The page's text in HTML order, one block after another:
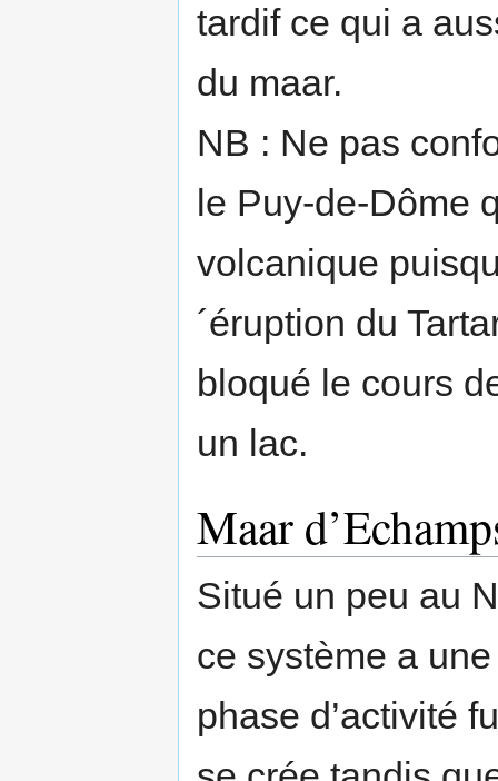
tardif ce qui a
du maar.
NB : Ne pas
le Puy-de-Dôme
volcanique
´éruption du
bloqué le cours
un lac.
Maar
Situé un peu au
ce système a
phase d’activité